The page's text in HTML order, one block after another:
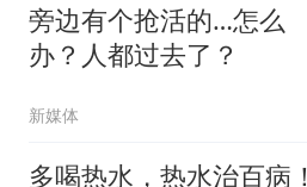
旁边有个抢活的…怎么
办？人都过去了？
新媒体
多喝热水，热水治百病！